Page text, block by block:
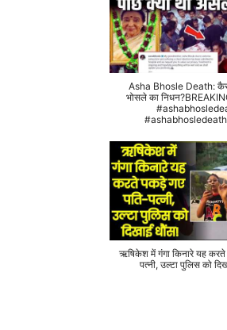
Asha Bhosle Death:
भोसले का
ऋषिकेश में गंगा किनारे यह
पत्नी, उल्टा पुलिस को